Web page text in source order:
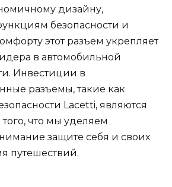
дизайну,
безопасности и
этот разъем укрепляет
в автомобильной
Инвестиции в
разъемы, такие как
Lacetti, являются
что мы уделяем
защите себя и своих
путешествий.